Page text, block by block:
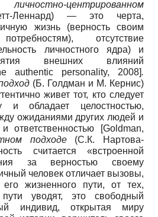
в личностно-центрированном
Леннард) — это черта,
жизнь (верность своим
отсутствие
личностного ядра) и
внешних влияний
authentic personality, 2008].
(Б. Голдман и М. Кернис)
живет тот, кто следует
и обладает целостностью,
ожиданиями других людей и
ответственностью
[Goldman,
подходе (С.К. Нартова-
считается «встроенной
за верностью своему
человек отличает вызовы,
жизненного пути, от тех,
уводят, это свободный
индивид, открытая миру